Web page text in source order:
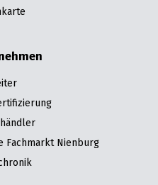
Fachmarkt Nienburg